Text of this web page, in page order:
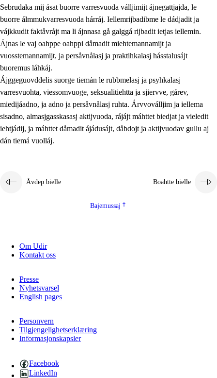
2. Prinsihpa oahppama, åvddånahttema ja ávddama hárráj
2.1 Sosiála oahppam ja åvddånibme
2.2 Máhtudahka fágáj hárráj
2.3 Vuodulasj tjehpudagá
2.4 Oahppat oahppat
Doaresfágalasj tiemá
2.5.2 Demokratijja ja guojmmeviesátvuohta
Guoddelis åvddånibme
Sebrudaka mij ásat buorre varresvuoda válljimijt ájnegattjajda, le
buorre álmmukvarresvuoda hárráj. Iellemrijbadibme le dádjadit ja
vájkkudit faktåvråjt ma li ájnnasa gå galggá rijbadit ietjas iellemin.
Ájnas le vaj oahppe oahppi dåmadit miehtemannamijt ja
vuosstemannamijt, ja persåvnålasj ja praktihkalasj hásstalusájt
buoremus láhkáj.
Ájggeguovddelis suorge tiemán le rubbmelasj ja psyhkalasj
varresvuohta, viessomvuoge, seksualitiehtta ja sjiervve, gárev,
miedijáadno, ja adno ja persåvnålasj ruhta. Árvvoválljim ja iellema
sisadno, almasjgasskasasj aktijvuoda, rájájt máhttet biedjat ja vieledit
iehtjádij, ja máhttet dåmadit ájádusájt, dåbdojt ja aktijvuodav gullu aj
dán tiemá vuolláj.
Åvdep bielle Boahtte bielle
Bajemussaj
Om Udir
Kontakt oss
Presse
Nyhetsvarsel
English pages
Personvern
Tilgjengelighetserklæring
Informasjonskapsler
Facebook
LinkedIn